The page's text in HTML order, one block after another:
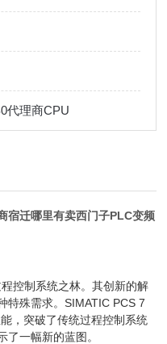
代理商CPU
宿迁哪里有卖西门子PLC变频
控制系统之林。其创新的解
特殊需求。SIMATIC PCS 7
，突破了传统过程控制系统
了一幅新的蓝图。